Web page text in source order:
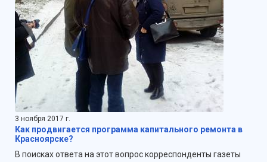
3 ноября 2017 г.
Как продвигается программа капитального ремонта в
Красноярске?
В поисках ответа на этот вопрос корреспонденты газеты